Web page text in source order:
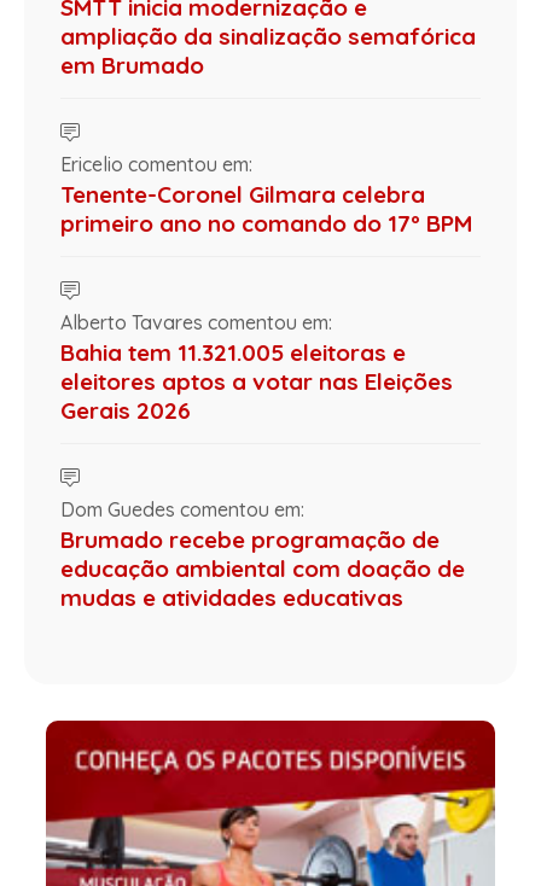
SMTT inicia modernização e
ampliação da sinalização semafórica
em Brumado
Ericelio comentou em:
Tenente-Coronel Gilmara celebra
primeiro ano no comando do 17º BPM
Alberto Tavares comentou em:
Bahia tem 11.321.005 eleitoras e
eleitores aptos a votar nas Eleições
Gerais 2026
Dom Guedes comentou em:
Brumado recebe programação de
educação ambiental com doação de
mudas e atividades educativas